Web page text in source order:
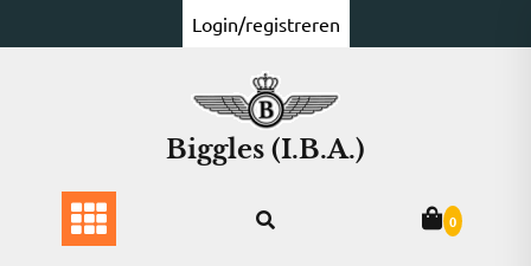
naar
Login/registreren
Biggles (I.B.A.)
0